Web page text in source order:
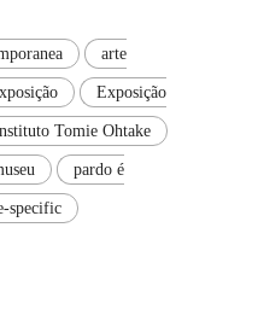
arte
Exposição
Tomie Ohtake
pardo é
specific